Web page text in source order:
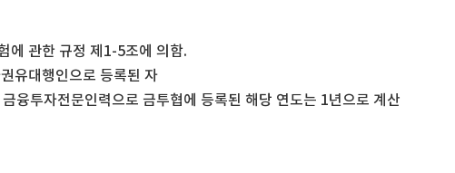
에 관한 규정 제1-5조에 의함.
유대행인으로 등록된 자
융투자전문인력으로 금투협에 등록된 해당 연도는 1년으로 계산